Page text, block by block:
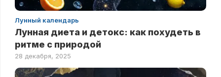
Лунный календарь
Лунная диета и детокс: как похудеть в
ритме с природой
28 декабря, 2025